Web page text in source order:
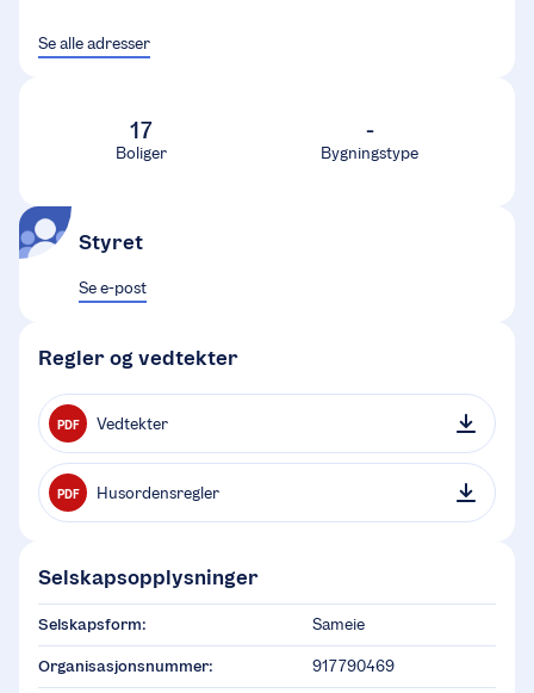
Se alle adresser
17
Boliger
-
Bygningstype
Styret
Se e-post
Regler og vedtekter
PDF Vedtekter
PDF Husordensregler
Selskapsopplysninger
Selskapsform: Sameie
Organisasjonsnummer: 917790469